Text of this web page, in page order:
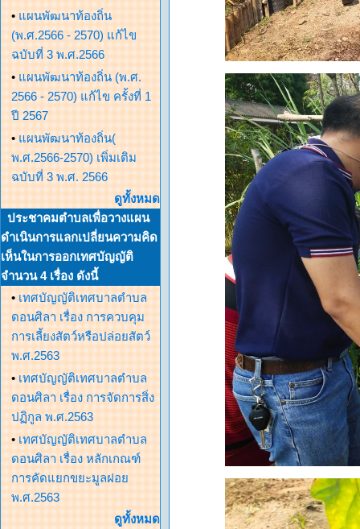
• แผนพัฒนาท้องถิ่น
(พ.ศ.2566 - 2570) แก้ไข
ฉบับที่ 3 พ.ศ.2566
• แผนพัฒนาท้องถิ่น (พ.ศ.
2566 - 2570) แก้ไข ครั้งที่ 1
ปี 2567
• แผนพัฒนาท้องถิ่น(
พ.ศ.2566-2570) เพิ่มเติม
ฉบับที่ 3 พ.ศ. 2566
ดูทั้งหมด
ประชาคมตำบลเพื่อวางแผน
ดำเนินการแลกเปลี่ยนความคิด
เห็นในการออกเทศบัญญัติ
จำนวน 4 เรื่อง ดังนี้
• เทศบัญญัติเทศบาลตำบล
ดอนศิลา เรื่อง การควบคุม
การเลี้ยงสัตว์หรือปล่อยสัตว์
พ.ศ.2563
• เทศบัญญัติเทศบาลตำบล
ดอนศิลา เรื่อง การจัดการสิ่ง
ปฏิกูล พ.ศ.2563
• เทศบัญญัติเทศบาลตำบล
ดอนศิลา เรื่อง หลักเกณฑ์
การคัดแยกขยะมูลฝอย
พ.ศ.2563
ดูทั้งหมด